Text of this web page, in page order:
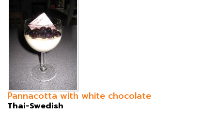
Pannacotta with white chocolate
Thai-Swedish